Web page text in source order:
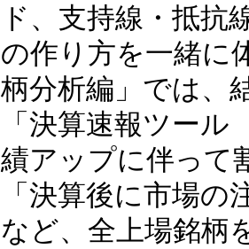
と「戻り相場」チ
ド、支持線・抵抗
の作り方を一緒に
柄分析編」では
「決算速報ツー
績アップに伴っ
「決算後に市場の